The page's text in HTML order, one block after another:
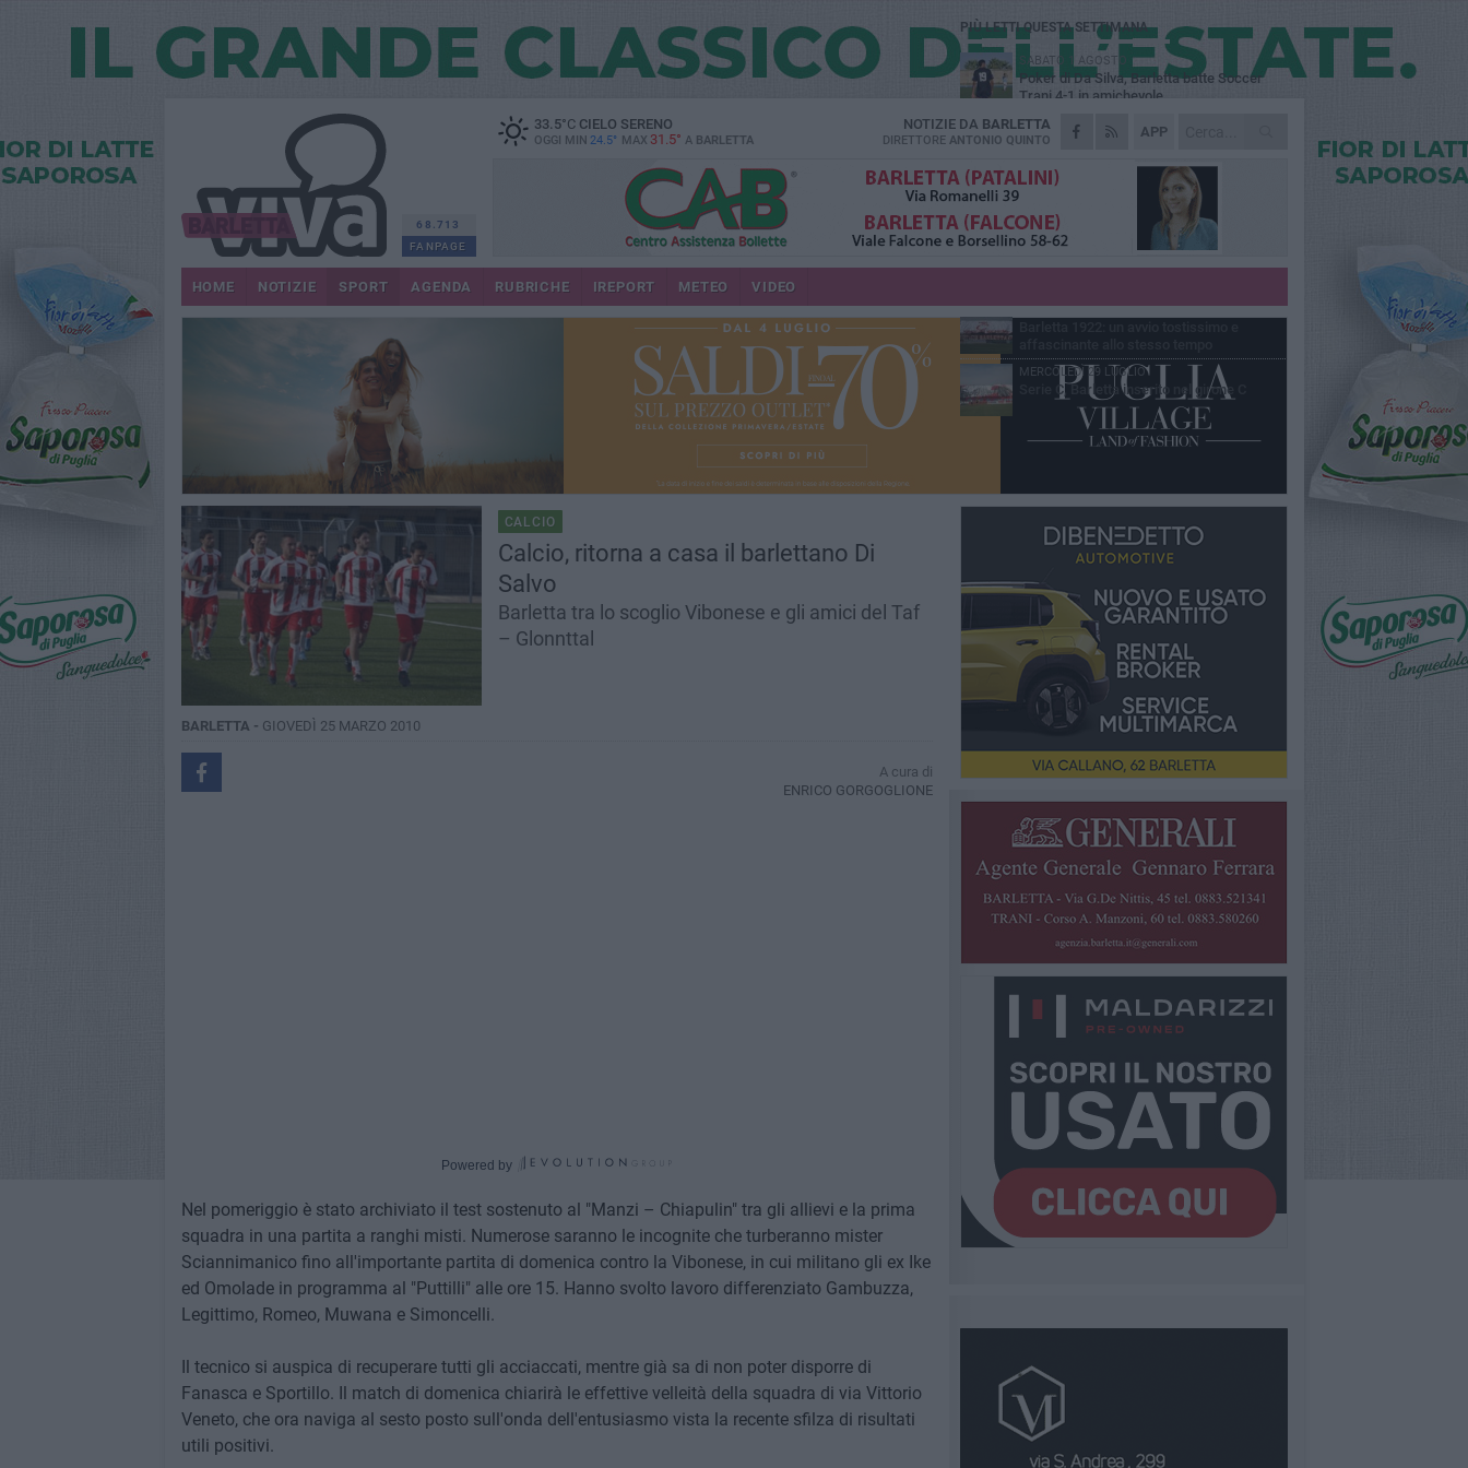
68.713
FANPAGE
33.5°CCIELO SERENO
OGGI MIN 24.5° MAX 31.5° A BARLETTA
APP
NOTIZIE DA BARLETTA
DIRETTORE ANTONIO QUINTO
HOME NOTIZIE SPORT AGENDA RUBRICHE IREPORT METEO VIDEO
CALCIO
Calcio, ritorna a casa il barlettano Di
Salvo
Barletta tra lo scoglio Vibonese e gli amici del Taf
– Glonnttal
BARLETTA - GIOVEDÌ 25 MARZO 2010
A cura di
ENRICO GORGOGLIONE
Powered by
Nel pomeriggio è stato archiviato il test sostenuto al "Manzi – Chiapulin" tra gli allievi e la prima
squadra in una partita a ranghi misti. Numerose saranno le incognite che turberanno mister
Sciannimanico fino all'importante partita di domenica contro la Vibonese, in cui militano gli ex Ike
ed Omolade in programma al "Puttilli" alle ore 15. Hanno svolto lavoro differenziato Gambuzza,
Legittimo, Romeo, Muwana e Simoncelli.
Il tecnico si auspica di recuperare tutti gli acciaccati, mentre già sa di non poter disporre di
Fanasca e Sportillo. Il match di domenica chiarirà le effettive velleità della squadra di via Vittorio
Veneto, che ora naviga al sesto posto sull'onda dell'entusiasmo vista la recente sfilza di risultati
utili positivi.
PIÙ LETTI QUESTA SETTIMANA
SABATO 1 AGOSTO
Poker di Da Silva, Barletta batte Soccer
Trani 4-1 in amichevole
VENERDÌ 31 LUGLIO
Serie C Sky Wifi: fissate date e orari delle
VENERDÌ 31 LUGLIO
Il calcio italiano piange l'immenso Franco
Baresi
GIOVEDÌ 6 AGOSTO
Addio a mister Marchioro. L'uomo del
VENERDÌ 31 LUGLIO
MERCOLEDÌ 29 LUGLIO
Serie C, Barletta inserito nel girone C